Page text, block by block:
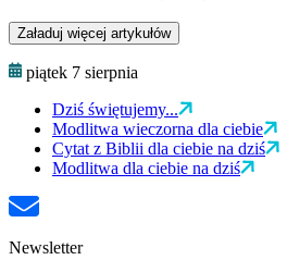
Załaduj więcej artykułów
piątek 7 sierpnia
Dziś świętujemy...
Modlitwa wieczorna dla ciebie
Cytat z Biblii dla ciebie na dziś
Modlitwa dla ciebie na dziś
Newsletter